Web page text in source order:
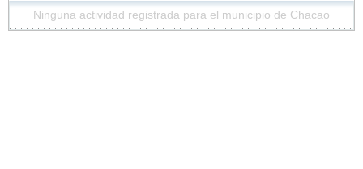
Ninguna actividad registrada para el municipio de Chacao